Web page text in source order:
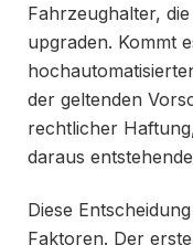
Fahrzeughalter,
upgraden. Kommt
der geltenden
rechtlicher
daraus
Diese
Faktoren. Der